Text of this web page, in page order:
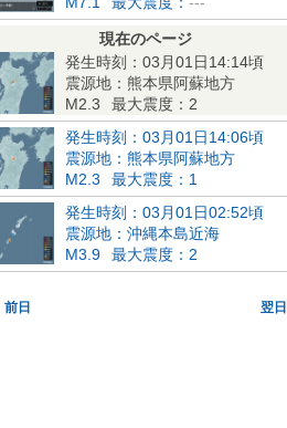
現在のページ
発生時刻：03月01日14:14頃
震源地：熊本県阿蘇地方
M2.3
最大震度：2
発生時刻：03月01日14:06頃
震源地：熊本県阿蘇地方
M2.3
最大震度：1
発生時刻：03月01日02:52頃
震源地：沖縄本島近海
M3.9
最大震度：2
前日 翌日